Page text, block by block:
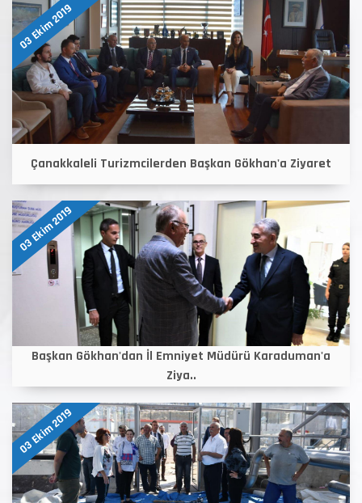
03 Ekim 2019
Çanakkaleli Turizmcilerden Başkan Gökhan'a Ziyaret
03 Ekim 2019
Başkan Gökhan'dan İl Emniyet Müdürü Karaduman'a
Ziya..
03 Ekim 2019